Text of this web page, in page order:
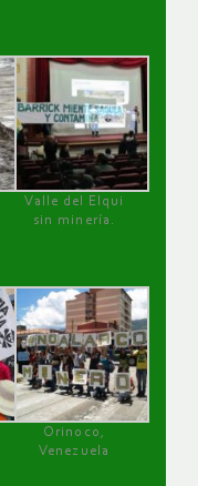
Valle del Elqui
sin minería.
Orinoco,
Venezuela